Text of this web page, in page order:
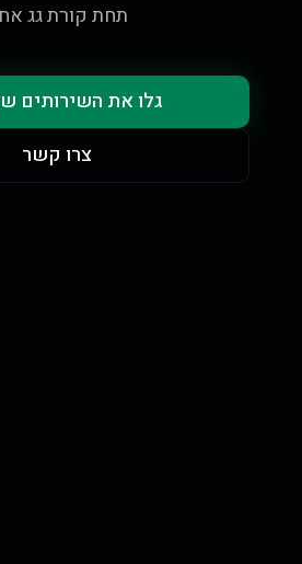
תחת קורת גג
גלו את השירותים
צרו קשר